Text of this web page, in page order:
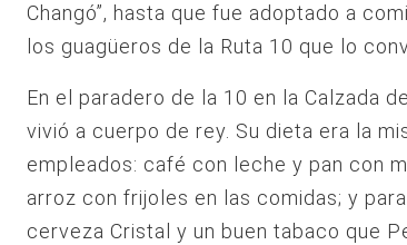
Changó”, hasta que fue adoptado a
los guagüeros de la Ruta 10 que lo
En el paradero de la 10 en la Calzada
vivió a cuerpo de rey. Su dieta era la
empleados: café con leche y pan con
arroz con frijoles en las comidas; y
cerveza Cristal y un buen tabaco que